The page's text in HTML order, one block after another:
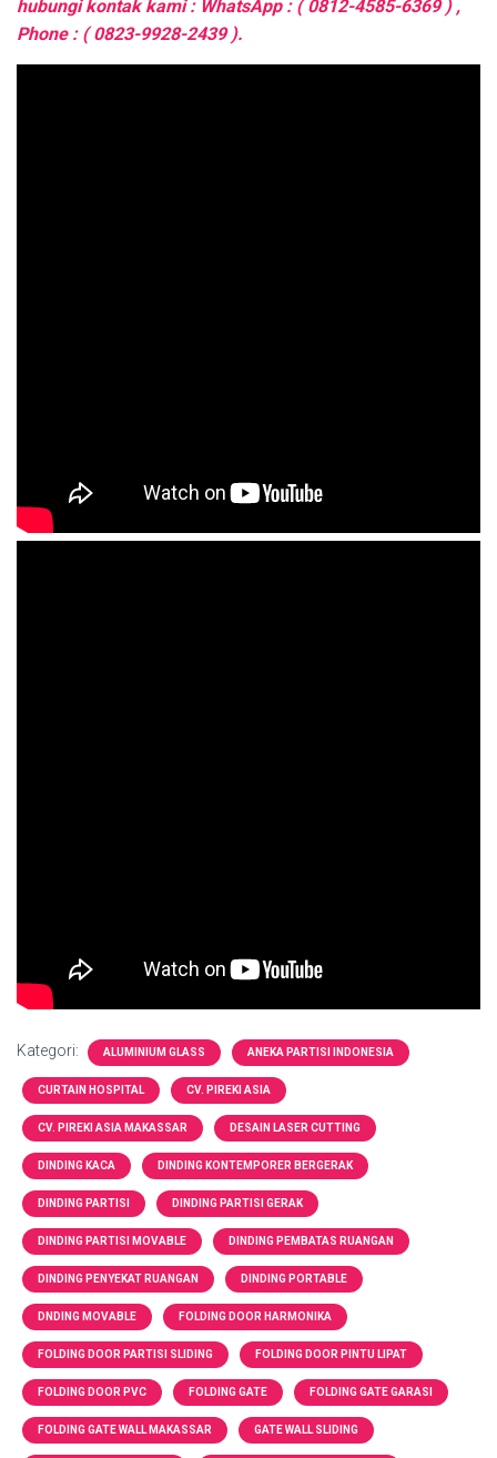
hubungi kontak kami : WhatsApp : ( 0812-4585-6369 ) ,
Phone : ( 0823-9928-2439 ).
Kategori: ALUMINIUM GLASS ANEKA PARTISI INDONESIA
CURTAIN HOSPITAL CV. PIREKI ASIA
CV. PIREKI ASIA MAKASSAR DESAIN LASER CUTTING
DINDING KACA DINDING KONTEMPORER BERGERAK
DINDING PARTISI DINDING PARTISI GERAK
DINDING PARTISI MOVABLE DINDING PEMBATAS RUANGAN
DINDING PENYEKAT RUANGAN DINDING PORTABLE
DNDING MOVABLE FOLDING DOOR HARMONIKA
FOLDING DOOR PARTISI SLIDING FOLDING DOOR PINTU LIPAT
FOLDING DOOR PVC FOLDING GATE FOLDING GATE GARASI
FOLDING GATE WALL MAKASSAR GATE WALL SLIDING